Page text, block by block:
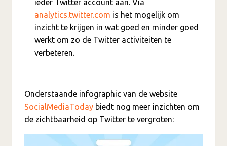
ieder Twitter account aan. Via
analytics.twitter.com is het mogelijk om
inzicht te krijgen in wat goed en minder goed
werkt om zo de Twitter activiteiten te
verbeteren.
Onderstaande infographic van de website
SocialMediaToday biedt nog meer inzichten om
de zichtbaarheid op Twitter te vergroten: